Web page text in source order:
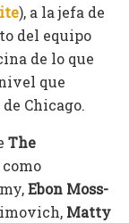
), a la jefa de
del equipo
de lo que
que
Chicago.
The
como
Ebon Moss-
Matty